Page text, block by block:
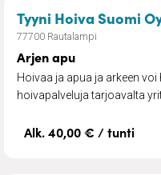
Tyyni Hoiva Suomi
77700 Rautalampi
Arjen apu
Hoivaa ja apua ja arkeen
hoivapalveluja tarjoavalta
Alk. 40,00 € / tunti